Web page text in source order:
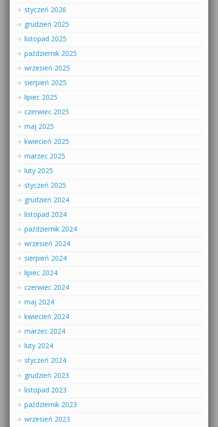
styczeń 2026
grudzień 2025
listopad 2025
październik 2025
wrzesień 2025
sierpień 2025
lipiec 2025
czerwiec 2025
maj 2025
kwiecień 2025
marzec 2025
luty 2025
styczeń 2025
grudzień 2024
listopad 2024
październik 2024
wrzesień 2024
sierpień 2024
lipiec 2024
czerwiec 2024
maj 2024
kwiecień 2024
marzec 2024
luty 2024
styczeń 2024
grudzień 2023
listopad 2023
październik 2023
wrzesień 2023